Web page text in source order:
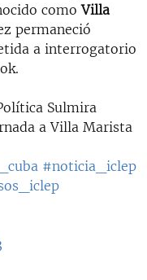
comoVilla
permaneció
a interrogatorio
Sulmira
a Villa Marista
#noticia_iclep